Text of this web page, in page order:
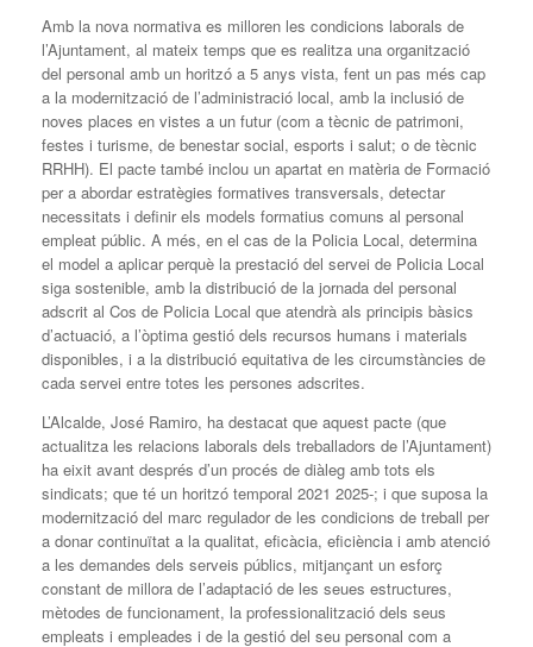
Amb la nova normativa es milloren les condicions laborals de
l’Ajuntament, al mateix temps que es realitza una organització
del personal amb un horitzó a 5 anys vista, fent un pas més cap
a la modernització de l’administració local, amb la inclusió de
noves places en vistes a un futur (com a tècnic de patrimoni,
festes i turisme, de benestar social, esports i salut; o de tècnic
RRHH). El pacte també inclou un apartat en matèria de Formació
per a abordar estratègies formatives transversals, detectar
necessitats i definir els models formatius comuns al personal
empleat públic. A més, en el cas de la Policia Local, determina
el model a aplicar perquè la prestació del servei de Policia Local
siga sostenible, amb la distribució de la jornada del personal
adscrit al Cos de Policia Local que atendrà als principis bàsics
d’actuació, a l’òptima gestió dels recursos humans i materials
disponibles, i a la distribució equitativa de les circumstàncies de
cada servei entre totes les persones adscrites.
L’Alcalde, José Ramiro, ha destacat que aquest pacte (que
actualitza les relacions laborals dels treballadors de l’Ajuntament)
ha eixit avant després d’un procés de diàleg amb tots els
sindicats; que té un horitzó temporal 2021 2025-; i que suposa la
modernització del marc regulador de les condicions de treball per
a donar continuïtat a la qualitat, eficàcia, eficiència i amb atenció
a les demandes dels serveis públics, mitjançant un esforç
constant de millora de l’adaptació de les seues estructures,
mètodes de funcionament, la professionalització dels seus
empleats i empleades i de la gestió del seu personal com a